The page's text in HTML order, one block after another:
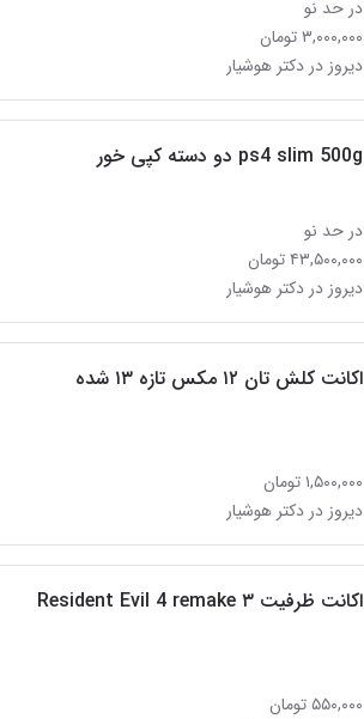
در حد نو
۳,۰۰۰,۰۰۰ تومان
دیروز در دکتر هوشیار
ps4 slim 500g دو دسته کپی خور
در حد نو
۴۳,۵۰۰,۰۰۰ تومان
دیروز در دکتر هوشیار
اکانت کلش تان ۱۲ مکس تازه ۱۳ شده
۱,۵۰۰,۰۰۰ تومان
دیروز در دکتر هوشیار
اکانت ظرفیت ۳ Resident Evil 4 remake
۵۵۰,۰۰۰ تومان